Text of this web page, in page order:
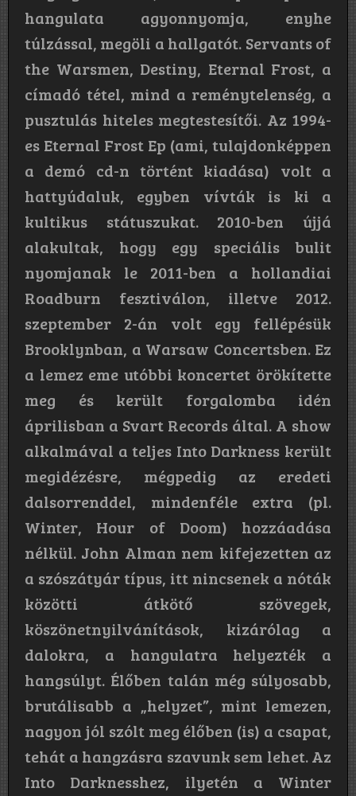
hangulata agyonnyomja, enyhe
túlzással, megöli a hallgatót. Servants of
the Warsmen, Destiny, Eternal Frost, a
címadó tétel, mind a reménytelenség, a
pusztulás hiteles megtestesítői. Az 1994-
es Eternal Frost Ep (ami, tulajdonképpen
a demó cd-n történt kiadása) volt a
hattyúdaluk, egyben vívták is ki a
kultikus státuszukat. 2010-ben újjá
alakultak, hogy egy speciális bulit
nyomjanak le 2011-ben a hollandiai
Roadburn fesztiválon, illetve 2012.
szeptember 2-án volt egy fellépésük
Brooklynban, a Warsaw Concertsben. Ez
a lemez eme utóbbi koncertet örökítette
meg és került forgalomba idén
áprilisban a Svart Records által. A show
alkalmával a teljes Into Darkness került
megidézésre, mégpedig az eredeti
dalsorrenddel, mindenféle extra (pl.
Winter, Hour of Doom) hozzáadása
nélkül. John Alman nem kifejezetten az
a szószátyár típus, itt nincsenek a nóták
közötti átkötő szövegek,
köszönetnyilvánítások, kizárólag a
dalokra, a hangulatra helyezték a
hangsúlyt. Élőben talán még súlyosabb,
brutálisabb a „helyzet”, mint lemezen,
nagyon jól szólt meg élőben (is) a csapat,
tehát a hangzásra szavunk sem lehet. Az
Into Darknesshez, ilyetén a Winter